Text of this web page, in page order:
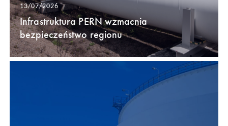
13/07/2026
Infrastruktura PERN wzmacnia
bezpieczeństwo regionu